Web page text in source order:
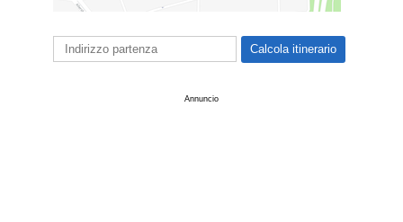
Annuncio